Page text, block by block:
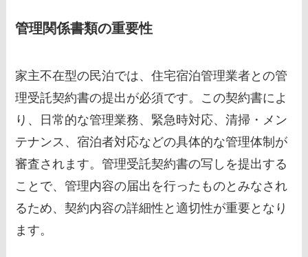
管理関係書類の重要性
家主不在型の民泊では、住宅宿泊管理業者との管
理受託契約書の提出が必須です。この契約書によ
り、日常的な管理業務、緊急時対応、清掃・メン
テナンス、宿泊者対応などの具体的な管理体制が
審査されます。管理受託契約書の写しを提出する
ことで、管理内容の届出を行ったものとみなされ
るため、契約内容の詳細性と適切性が重要となり
ます。